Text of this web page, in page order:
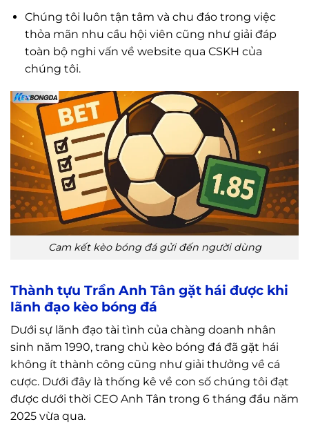
Chúng tôi luôn tận tâm và chu đáo trong việc
thỏa mãn nhu cầu hội viên cũng như giải đáp
toàn bộ nghi vấn về website qua CSKH của
chúng tôi.
Cam kết kèo bóng đá gửi đến người dùng
Thành tựu Trần Anh Tân gặt hái được khi
lãnh đạo kèo bóng đá
Dưới sự lãnh đạo tài tình của chàng doanh nhân
sinh năm 1990, trang chủ kèo bóng đá đã gặt hái
không ít thành công cũng như giải thưởng về cá
cược. Dưới đây là thống kê về con số chúng tôi đạt
được dưới thời CEO Anh Tân trong 6 tháng đầu năm
2025 vừa qua.